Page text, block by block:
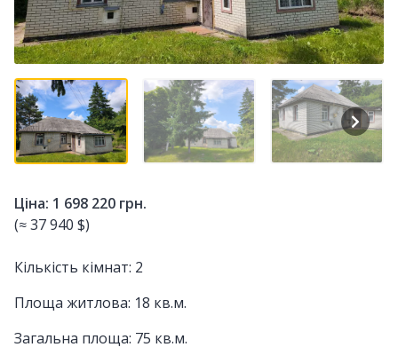
Ціна: 1 698 220 грн.
(≈ 37 940 $)
Кількість кімнат: 2
Площа житлова: 18 кв.м.
Загальна площа: 75 кв.м.